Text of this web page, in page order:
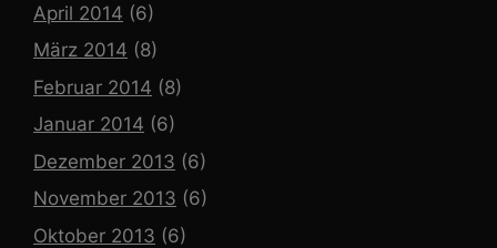
April 2014 (6)
März 2014 (8)
Februar 2014 (8)
Januar 2014 (6)
Dezember 2013 (6)
November 2013 (6)
Oktober 2013 (6)